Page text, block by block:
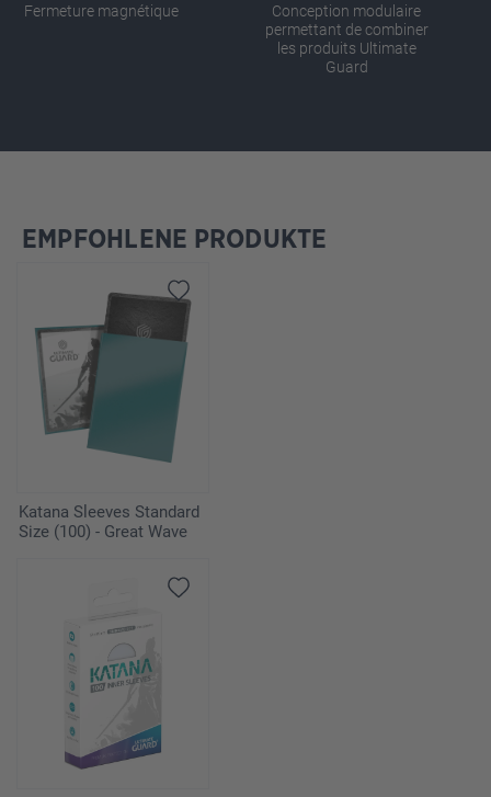
Fermeture magnétique
Conception modulaire
permettant de combiner
les produits Ultimate
Guard
Ignorer la galerie de produits
EMPFOHLENE PRODUKTE
Katana Sleeves Standard
Size (100) - Great Wave